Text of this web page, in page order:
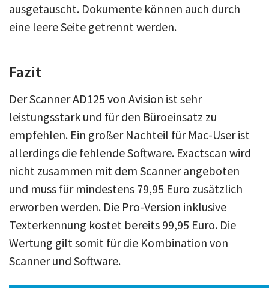
ausgetauscht. Dokumente können auch durch
eine leere Seite getrennt werden.
Fazit
Der Scanner AD125 von Avision ist sehr
leistungsstark und für den Büroeinsatz zu
empfehlen. Ein großer Nachteil für Mac-User ist
allerdings die fehlende Software. Exactscan wird
nicht zusammen mit dem Scanner angeboten
und muss für mindestens 79,95 Euro zusätzlich
erworben werden. Die Pro-Version inklusive
Texterkennung kostet bereits 99,95 Euro. Die
Wertung gilt somit für die Kombination von
Scanner und Software.